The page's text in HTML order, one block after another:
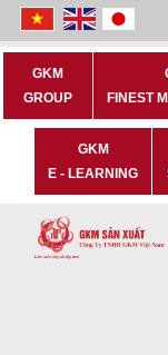
GKM
GROUP
FINEST
GKM
E - LEARNING